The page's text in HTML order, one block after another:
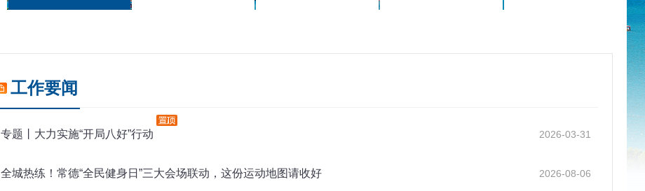
工作要闻
2026-03-31
专题丨大力实施“开局八好”行动
2026-08-06
全城热练！常德“全民健身日”三大会场联动，这份运动地图请收好